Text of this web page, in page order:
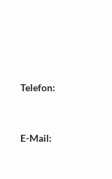
Telefon:
E-Mail: